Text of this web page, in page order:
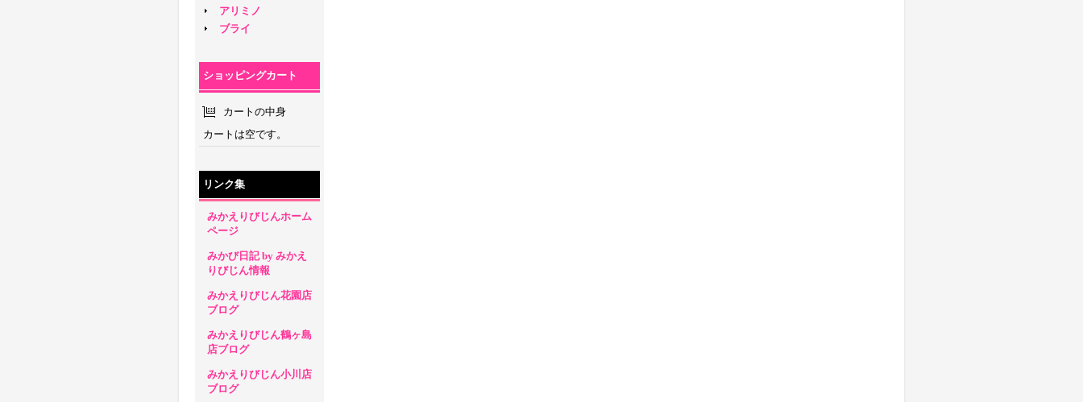
アリミノ
ブライ
ショッピングカート
カートの中身
カートは空です。
リンク集
みかえりびじんホーム
ページ
みかび日記 by みかえ
りびじん情報
みかえりびじん花園店
ブログ
みかえりびじん鶴ヶ島
店ブログ
みかえりびじん小川店
ブログ